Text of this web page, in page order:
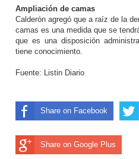
Ampliación de camas
Calderón agregó que a raíz de la
camas es una medida que se
que es una disposición
tiene conocimiento.
Fuente: Listin Diario
Share on Facebook
Share on Google Plus